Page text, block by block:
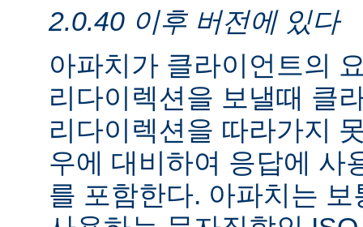
2.0.40 이후 버전에 있다
아파치가 클라이언트의
리다이렉션을 보낼때 클
리다이렉션을 따라가지
우에 대비하여 응답에 사
를 포함한다. 아파치는